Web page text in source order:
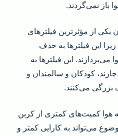
باز نمی‌گردند.
یکی از مؤثرترین فیلترهای
این فیلترها به حذف
این فیلترها به
کودکان و سالمندان و
می‌کنند.
هوا کمیت‌های کمتری از کربن
می‌تواند به کارایی کمتر و